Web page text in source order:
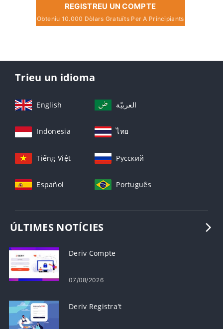
REGISTREU UN COMPTE
Obteniu 10.000 Dòlars Gratuïts Per A Principiants
Trieu un idioma
English العربيّة
Indonesia ไทย
Tiếng Việt Русский
Español Português
ÚLTIMES NOTÍCIES
Deriv Compte
07/08/2026
Deriv Registra't